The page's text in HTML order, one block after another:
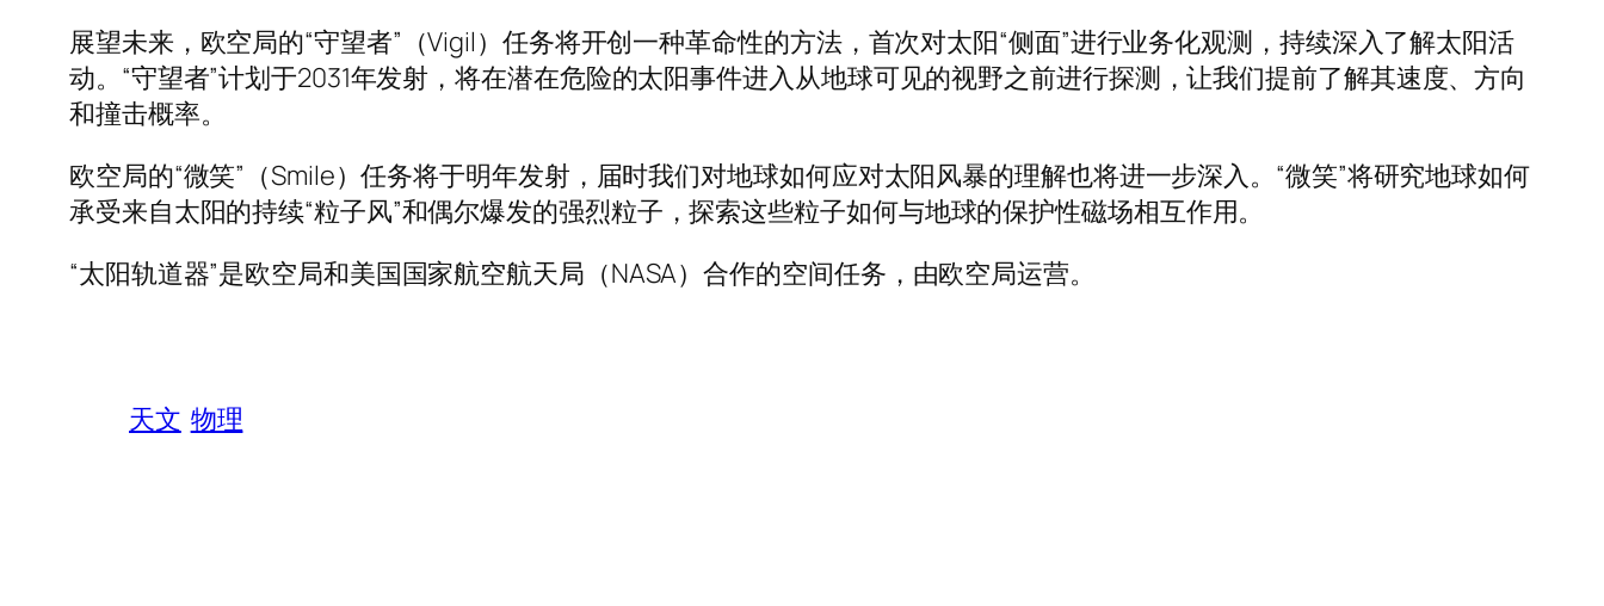
展望未来，欧空局的“守望者”（Vigil）任务将开创一种革命性的方法，首次对太阳“侧面”进行业务化观测，持续深入了解太阳活
动。“守望者”计划于2031年发射，将在潜在危险的太阳事件进入从地球可见的视野之前进行探测，让我们提前了解其速度、方向
和撞击概率。
欧空局的“微笑”（Smile）任务将于明年发射，届时我们对地球如何应对太阳风暴的理解也将进一步深入。“微笑”将研究地球如何
承受来自太阳的持续“粒子风”和偶尔爆发的强烈粒子，探索这些粒子如何与地球的保护性磁场相互作用。
“太阳轨道器”是欧空局和美国国家航空航天局（NASA）合作的空间任务，由欧空局运营。
天文 物理